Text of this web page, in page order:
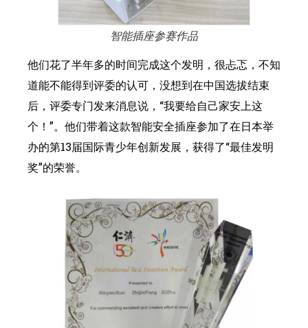
智能插座参赛作品
他们花了半年多的时间完成这个发明，很忐忑，不知
道能不能得到评委的认可，没想到在中国选拔结束
后，评委专门发来消息说，“我要给自己家安上这
个！”。他们带着这款智能安全插座参加了在日本举
办的第13届国际青少年创新发展，获得了“最佳发明
奖”的荣誉。